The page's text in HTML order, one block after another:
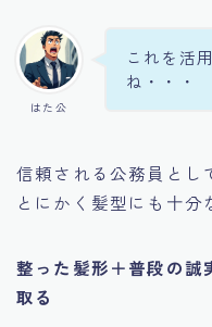
はた公
これを活
ね・・・
信頼される公務員とし
とにかく髪型にも十分
整った髪形＋普段の誠
取る